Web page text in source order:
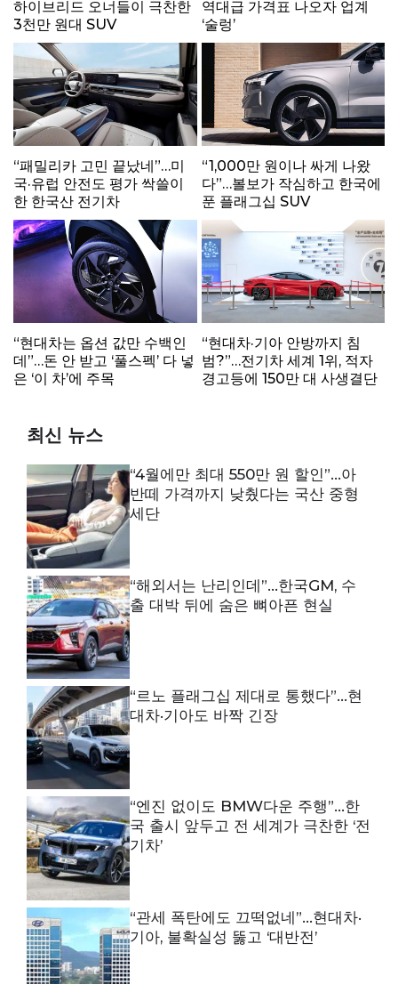
하이브리드 오너들이 극찬한
3천만 원대 SUV
역대급 가격표 나오자 업계
‘술렁’
“패밀리카 고민 끝났네”…미
국·유럽 안전도 평가 싹쓸이
한 한국산 전기차
“1,000만 원이나 싸게 나왔
다”…볼보가 작심하고 한국에
푼 플래그십 SUV
“현대차는 옵션 값만 수백인
데”…돈 안 받고 ‘풀스펙’ 다 넣
은 ‘이 차’에 주목
“현대차·기아 안방까지 침
범?”…전기차 세계 1위, 적자
경고등에 150만 대 사생결단
최신 뉴스
“4월에만 최대 550만 원 할인”…아
반떼 가격까지 낮췄다는 국산 중형
세단
“해외서는 난리인데”…한국GM, 수
출 대박 뒤에 숨은 뼈아픈 현실
“르노 플래그십 제대로 통했다”…현
대차·기아도 바짝 긴장
“엔진 없이도 BMW다운 주행”…한
국 출시 앞두고 전 세계가 극찬한 ‘전
기차’
“관세 폭탄에도 끄떡없네”…현대차·
기아, 불확실성 뚫고 ‘대반전’